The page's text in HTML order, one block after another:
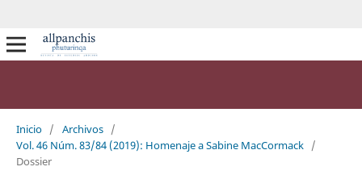
Inicio / Archivos /
Vol. 46 Núm. 83/84 (2019): Homenaje a Sabine MacCormack /
Dossier